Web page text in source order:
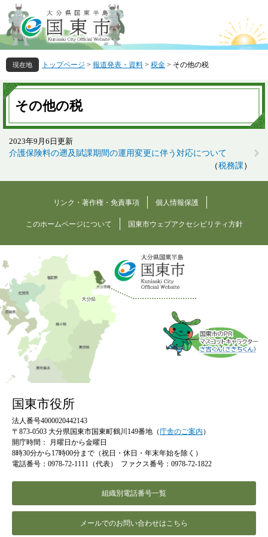
ー
ジ
の
先
頭
で
す
ニ
ュ
ー
を
飛
ば
し
トップページ > 報道発表・資料 > 税金 > その他の税
本
文
その他の税
2023年9月6日更新
介護保険料の遡及賦課期間の運用変更に伴う対応について
税務課
リンク・著作権・免責事項 個人情報保護
このホームページについて 国東市ウェブアクセシビリティ方針
国東市役所
法人番号4000020442143
〒873-0503 大分県国東市国東町鶴川149番地（庁舎のご案内 ）
開庁時間：
月曜日から金曜日
8時30分から17時00分まで（祝日・休日・年末年始を除く）
電話番号：0978-72-1111（代表）
ファクス番号：0978-72-1822
組織別電話番号一覧
メールでのお問い合わせはこちら